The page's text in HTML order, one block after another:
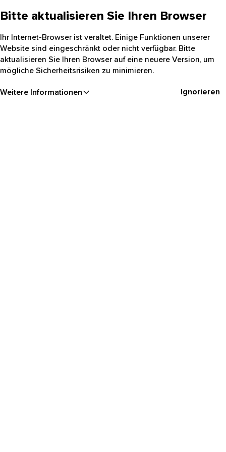
Bitte aktualisieren Sie Ihren Browser
Ihr Internet-Browser ist veraltet. Einige Funktionen unserer
Website sind eingeschränkt oder nicht verfügbar. Bitte
aktualisieren Sie Ihren Browser auf eine neuere Version, um
mögliche Sicherheitsrisiken zu minimieren.
Weitere Informationen Ignorieren